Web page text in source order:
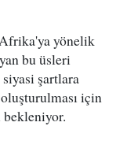
yönelik
bu üsleri
şartlara
için